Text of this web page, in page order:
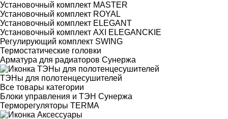
Установочный комплект MASTER
Установочный комплект ROYAL
Установочный комплект ELEGANT
Установочный комплект AXI ELEGANCKIE
Регулирующий комплект SWING
Термостатические головки
Арматура для радиаторов Сунержа
ТЭНы для полотенцесушителей
Все товары категории
Блоки управления и ТЭН Сунержа
Терморегуляторы TERMA